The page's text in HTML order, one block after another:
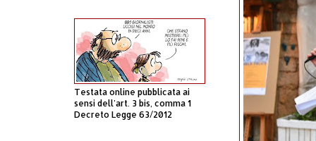
Testata online pubblicata ai
sensi dell'art. 3 bis, comma 1
Decreto Legge 63/2012